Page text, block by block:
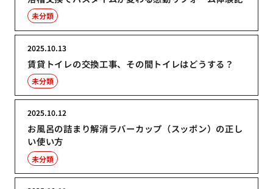
未分類
賃貸トイレの交換工事、その間トイレはどうする？
2025.10.13
未分類
お風呂の詰まり解消ラバーカップ（スッポン）の正し
い使い方
2025.10.12
未分類